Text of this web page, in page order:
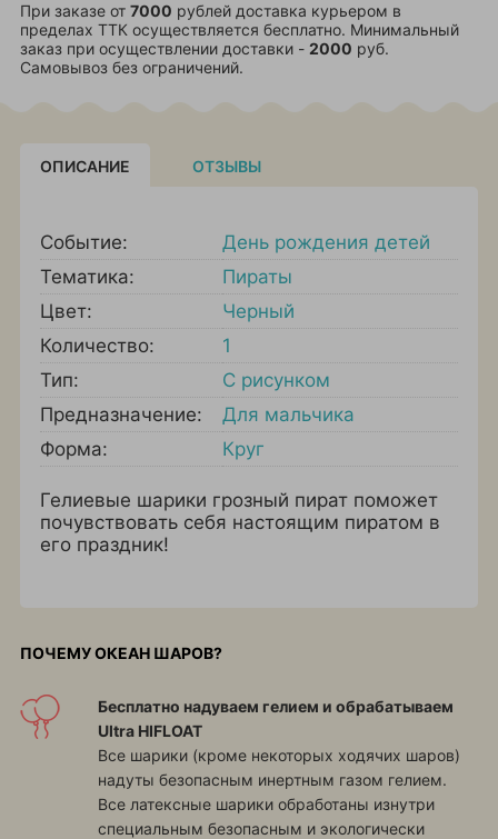
При заказе от 7000 рублей доставка курьером в
пределах ТТК осуществляется бесплатно. Минимальный
заказ при осуществлении доставки - 2000 руб.
Самовывоз без ограничений.
ОПИСАНИЕ ОТЗЫВЫ
Событие:
День рождения детей
Тематика:
Пираты
Цвет:
Черный
Количество:
1
Тип:
С рисунком
Предназначение:
Для мальчика
Форма:
Круг
Гелиевые шарики грозный пират поможет
почувствовать себя настоящим пиратом в
его праздник!
ПОЧЕМУ ОКЕАН ШАРОВ?
Бесплатно надуваем гелием и обрабатываем
Ultra HIFLOAT
Все шарики (кроме некоторых ходячих шаров)
надуты безопасным инертным газом гелием.
Все латексные шарики обработаны изнутри
специальным безопасным и экологически